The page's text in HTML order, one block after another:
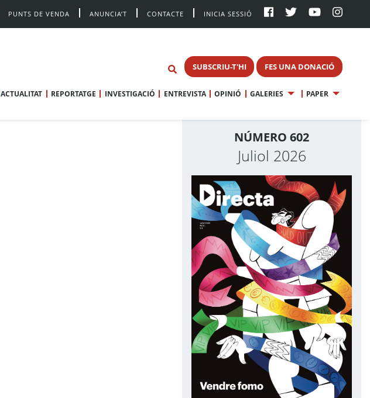
PUNTS DE VENDA ANUNCIA’T CONTACTE INICIA SESSIÓ
SUBSCRIU-T'HI FES UNA DONACIÓ
ACTUALITAT REPORTATGE INVESTIGACIÓ ENTREVISTA OPINIÓ GALERIES PAPER
NÚMERO 602
Juliol 2026